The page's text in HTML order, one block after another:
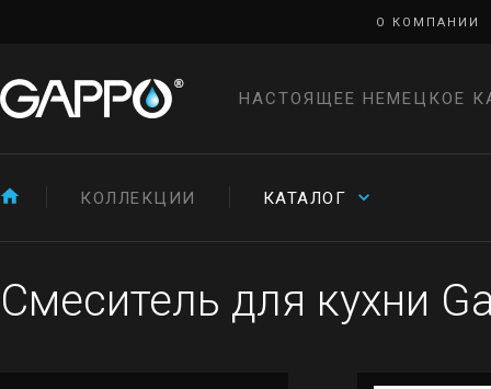
О КОМПАНИИ
НАСТОЯЩЕЕ НЕМЕЦКОЕ
КОЛЛЕКЦИИ КАТАЛОГ
Смеситель для кухни